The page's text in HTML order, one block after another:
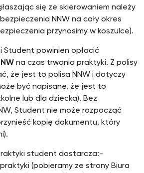
się ze skierowaniem należy
NNW na cały okres
przynosimy w koszulce).
Student powinien opłacić
na czas trwania praktyki. Z polisy
że jest to polisa NNW i dotyczy
być napisane, że jest to
lub dla dziecka). Bez
Student nie może rozpocząć
kopię dokumentu, który
student dostarcza:-
(pobieramy ze strony Biura